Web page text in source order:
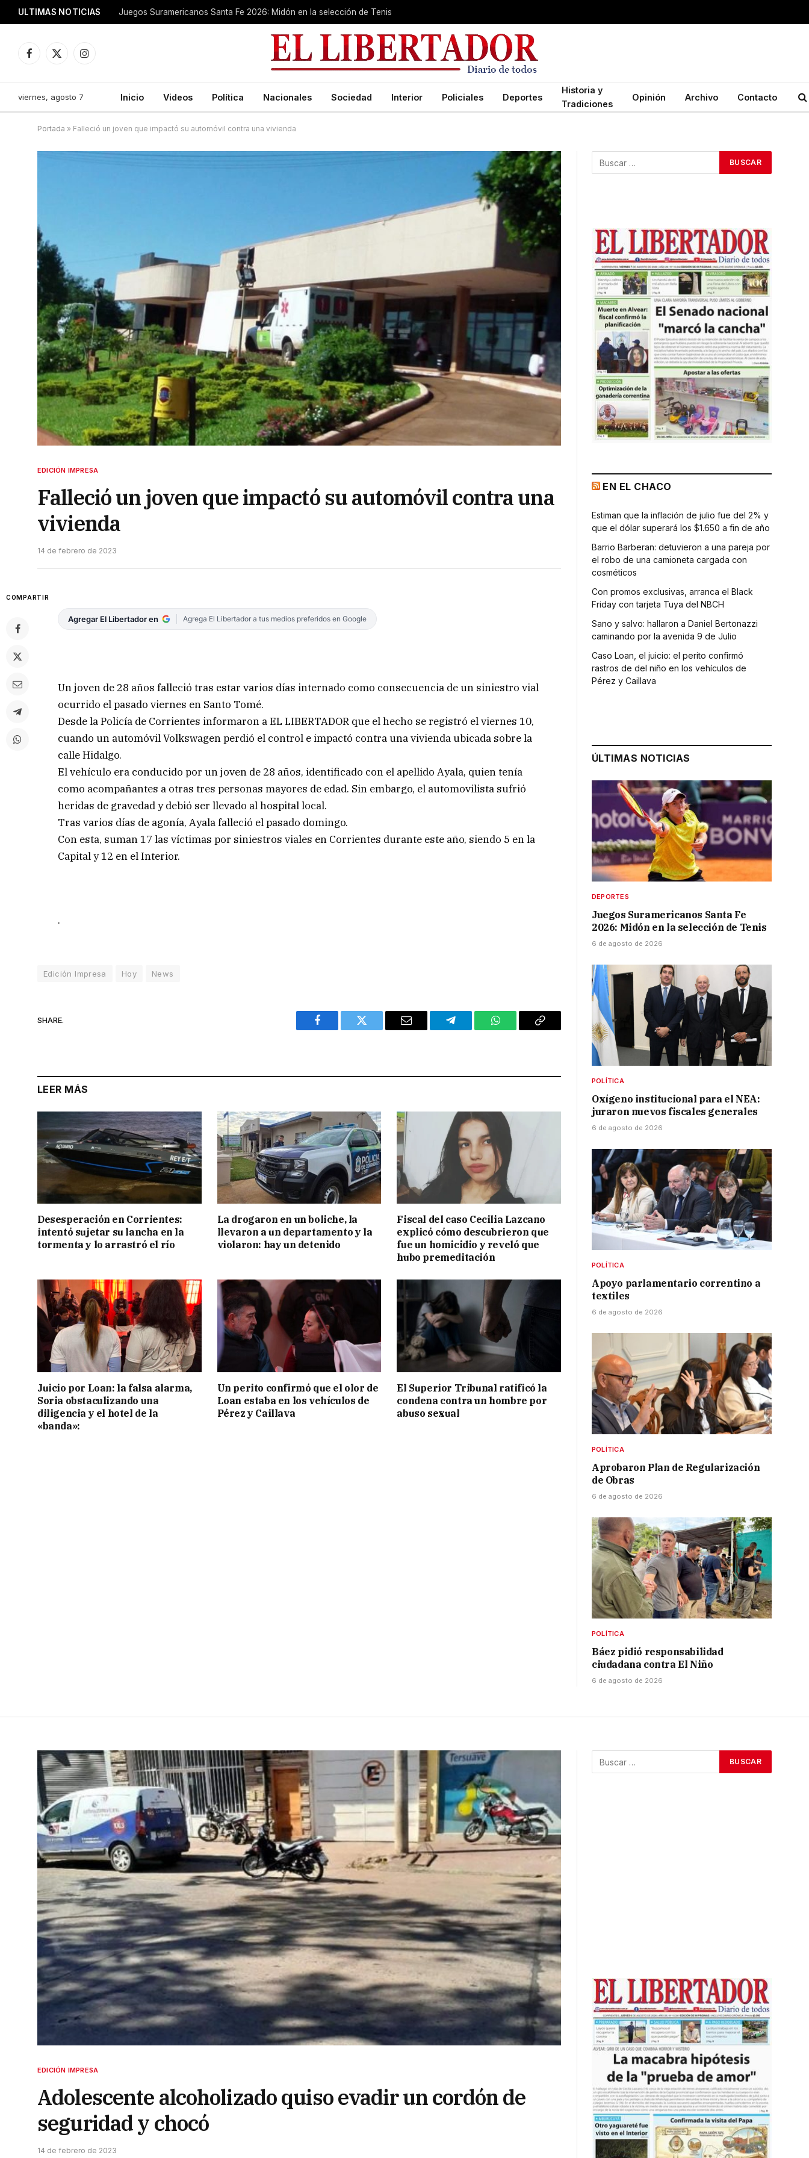
ULTIMAS NOTICIAS Juegos Suramericanos Santa Fe 2026: Midón en la selección de Tenis
Facebook
X
Instagram
viernes, agosto 7 Inicio Videos Política Nacionales Sociedad Interior Policiales Deportes
Historia y
Tradiciones
Opinión Archivo Contacto
Portada » Falleció un joven que impactó su automóvil contra una vivienda
EDICIÓN IMPRESA
Falleció un joven que impactó su automóvil contra una
vivienda
14 de febrero de 2023
COMPARTIR
Agregar El Libertador en Agrega El Libertador a tus medios preferidos en Google
Un joven de 28 años falleció tras estar varios días internado como consecuencia de un siniestro vial
ocurrido el pasado viernes en Santo Tomé.
Desde la Policía de Corrientes informaron a EL LIBERTADOR que el hecho se registró el viernes 10,
cuando un automóvil Volkswagen perdió el control e impactó contra una vivienda ubicada sobre la
calle Hidalgo.
El vehículo era conducido por un joven de 28 años, identificado con el apellido Ayala, quien tenía
como acompañantes a otras tres personas mayores de edad. Sin embargo, el automovilista sufrió
heridas de gravedad y debió ser llevado al hospital local.
Tras varios días de agonía, Ayala falleció el pasado domingo.
Con esta, suman 17 las víctimas por siniestros viales en Corrientes durante este año, siendo 5 en la
Capital y 12 en el Interior.
.
Edición Impresa Hoy News
SHARE.
Facebook Twitter Email Telegram WhatsAppCopy
LEER MÁS
Desesperación en Corrientes:
intentó sujetar su lancha en la
tormenta y lo arrastró el río
La drogaron en un boliche, la
llevaron a un departamento y la
violaron: hay un detenido
Fiscal del caso Cecilia Lazcano
explicó cómo descubrieron que
fue un homicidio y reveló que
hubo premeditación
Juicio por Loan: la falsa alarma,
Soria obstaculizando una
diligencia y el hotel de la
«banda»:
Un perito confirmó que el olor de
Loan estaba en los vehículos de
Pérez y Caillava
El Superior Tribunal ratificó la
condena contra un hombre por
abuso sexual
EN EL CHACO
Estiman que la inflación de julio fue del 2% y
que el dólar superará los $1.650 a fin de año
Barrio Barberan: detuvieron a una pareja por
el robo de una camioneta cargada con
cosméticos
Con promos exclusivas, arranca el Black
Friday con tarjeta Tuya del NBCH
Sano y salvo: hallaron a Daniel Bertonazzi
caminando por la avenida 9 de Julio
Caso Loan, el juicio: el perito confirmó
rastros de del niño en los vehículos de
Pérez y Caillava
ÚLTIMAS NOTICIAS
DEPORTES
Juegos Suramericanos Santa Fe
2026: Midón en la selección de Tenis
6 de agosto de 2026
POLÍTICA
Oxígeno institucional para el NEA:
juraron nuevos fiscales generales
6 de agosto de 2026
POLÍTICA
Apoyo parlamentario correntino a
textiles
6 de agosto de 2026
POLÍTICA
Aprobaron Plan de Regularización
de Obras
6 de agosto de 2026
POLÍTICA
Báez pidió responsabilidad
ciudadana contra El Niño
6 de agosto de 2026
EDICIÓN IMPRESA
Adolescente alcoholizado quiso evadir un cordón de
seguridad y chocó
14 de febrero de 2023